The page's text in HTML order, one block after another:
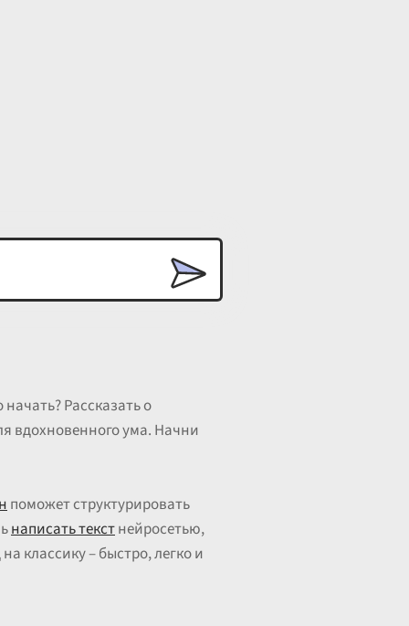
Рассказать о
вдохновенного ума. Начни
поможет структурировать
написать текстнейросетью,
классику – быстро, легко и